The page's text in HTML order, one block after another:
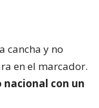
cancha y no
en el marcador.
nacional con un